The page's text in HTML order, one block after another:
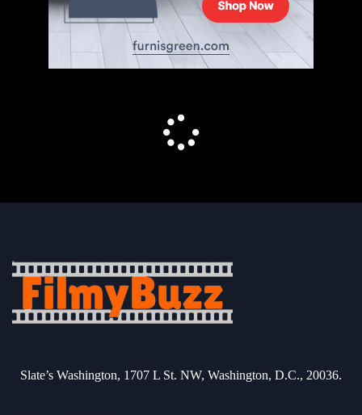
Slate’s Washington, 1707 L St. NW, Washington, D.C., 20036.